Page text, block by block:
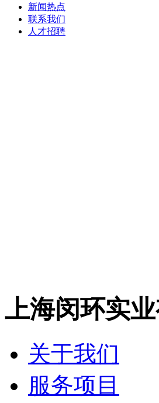
新闻热点
联系我们
人才招聘
上海闵环实
关于我们
服务项目